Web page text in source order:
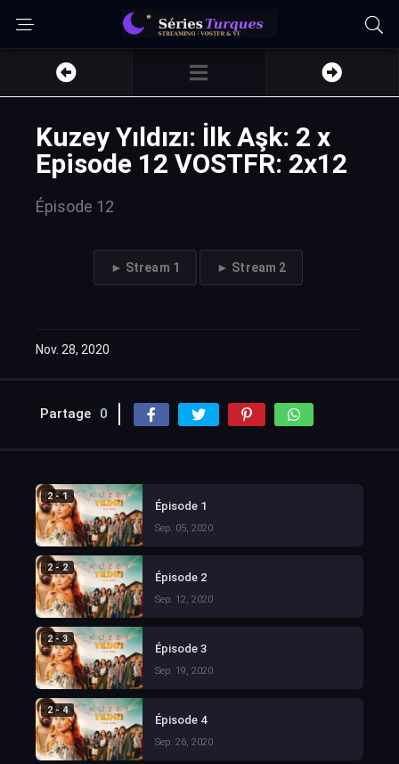
Kuzey Yıldızı: İlk Aşk: 2 x
Episode 12 VOSTFR: 2x12
Épisode 12
► Stream 1 ► Stream 2
Nov. 28, 2020
Partage 0
2 - 1
Épisode 1
Sep. 05, 2020
2 - 2
Épisode 2
Sep. 12, 2020
2 - 3
Épisode 3
Sep. 19, 2020
2 - 4
Épisode 4
Sep. 26, 2020